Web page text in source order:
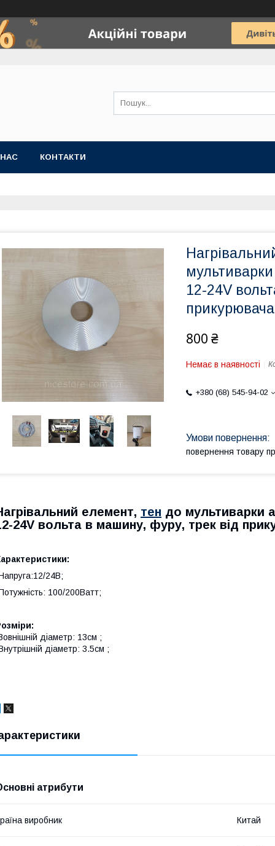
КОНТАКТИ
12-24V
прикурювача
800 ₴
Немає в наявності
+380 (68) 545-94-02
повернення товару
елемент, тен до мультиварки
24V вольта в машину, фуру, трек від
24В;
100/200Ватт;
діаметр: 13см ;
діаметр: 3.5см ;
атрибути
виробник Китай